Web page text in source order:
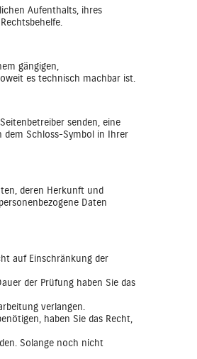
Aufenthalts, ihres
gängigen,
es technisch machbar ist.
senden, eine
dem Schloss-Symbol in Ihrer
deren Herkunft und
Daten
auf Einschränkung der
der Prüfung haben Sie das
verlangen.
haben Sie das Recht,
Solange noch nicht